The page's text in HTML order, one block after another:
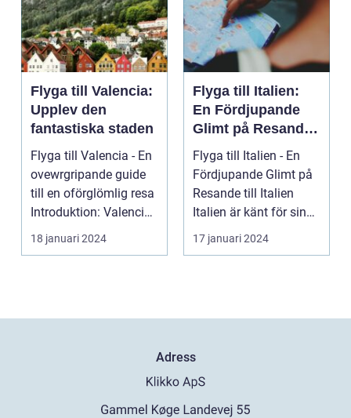
Flyga till Valencia:
Upplev den
fantastiska staden
Flyga till Valencia - En
ovewrgripande guide
till en oförglömlig resa
Introduktion: Valencia,
beläg...
18 januari 2024
Flyga till Italien:
En Fördjupande
Glimt på Resande
till Italien
Flyga till Italien - En
Fördjupande Glimt på
Resande till Italien
Italien är känt för sina
fantasti...
17 januari 2024
Adress